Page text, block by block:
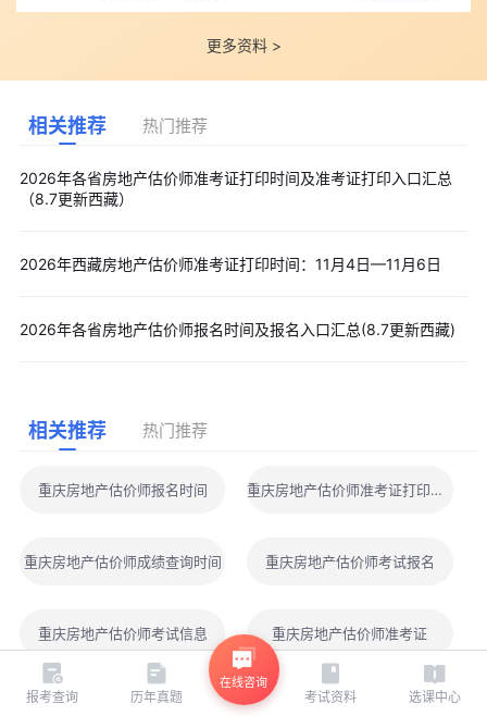
更多资料 >
相关推荐 热门推荐
2026年各省房地产估价师准考证打印时间及准考证打印入口汇总
（8.7更新西藏）
2026年西藏房地产估价师准考证打印时间：11月4日—11月6日
2026年各省房地产估价师报名时间及报名入口汇总(8.7更新西藏)
相关推荐 热门推荐
重庆房地产估价师报名时间 重庆房地产估价师准考证打印时间
重庆房地产估价师成绩查询时间 重庆房地产估价师考试报名
重庆房地产估价师考试信息 重庆房地产估价师准考证
报考查询 历年真题
在线咨询
考试资料 选课中心